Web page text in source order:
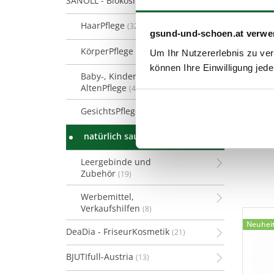
gsund-und-schoen.at
Um Ihr Nutzererlebnis zu
können Ihre Einwilligung
HaarPflege (32)
KörperPflege
Baby-, Kinder- &
AltenPflege (4)
GesichtsPflege
natürlich sauber!
Leergebinde und
Zubehör (19)
Werbemittel,
Verkaufshilfen (8)
DeaDia - FriseurKosmetik (21)
BJUTIfull-Austria (13)